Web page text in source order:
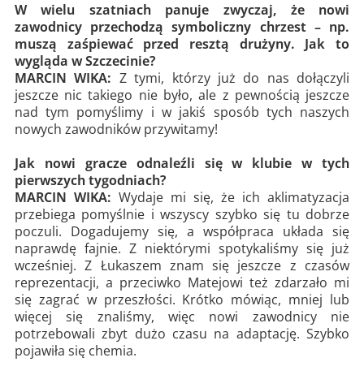
W wielu szatniach panuje zwyczaj, że nowi
zawodnicy przechodzą symboliczny chrzest – np.
muszą zaśpiewać przed resztą drużyny. Jak to
wygląda w Szczecinie?
MARCIN WIKA: Z tymi, którzy już do nas dołączyli
jeszcze nic takiego nie było, ale z pewnością jeszcze
nad tym pomyślimy i w jakiś sposób tych naszych
nowych zawodników przywitamy!
Jak nowi gracze odnaleźli się w klubie w tych
pierwszych tygodniach?
MARCIN WIKA: Wydaje mi się, że ich aklimatyzacja
przebiega pomyślnie i wszyscy szybko się tu dobrze
poczuli. Dogadujemy się, a współpraca układa się
naprawdę fajnie. Z niektórymi spotykaliśmy się już
wcześniej. Z Łukaszem znam się jeszcze z czasów
reprezentacji, a przeciwko Matejowi też zdarzało mi
się zagrać w przeszłości. Krótko mówiąc, mniej lub
więcej się znaliśmy, więc nowi zawodnicy nie
potrzebowali zbyt dużo czasu na adaptację. Szybko
pojawiła się chemia.